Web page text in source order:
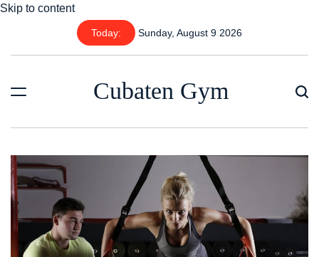
Skip to content
Today: Sunday, August 9 2026
Cubaten Gym